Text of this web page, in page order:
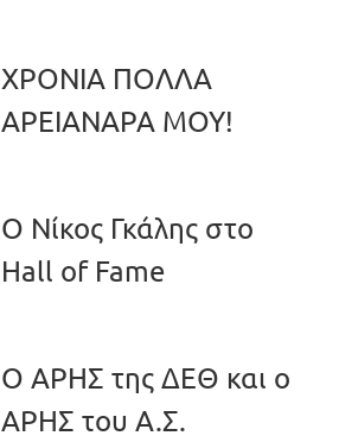
ΧΡΟΝΙΑ ΠΟΛΛΑ
ΑΡΕΙΑΝΑΡΑ ΜΟΥ!
Ο Νίκος Γκάλης στο
Hall of Fame
Ο ΑΡΗΣ της ΔΕΘ και ο
ΑΡΗΣ του Α.Σ.